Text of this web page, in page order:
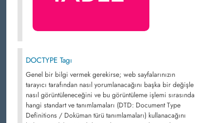
DOCTYPE Tagı
Genel bir bilgi vermek gerekirse; web sayfalarınızın
tarayıcı tarafından nasıl yorumlanacağını başka bir değişle
nasıl görüntüleneceğini ve bu görüntüleme işlemi sırasında
hangi standart ve tanımlamaları (DTD: Document Type
Definitions / Doküman türü tanımlamaları) kullanacağını